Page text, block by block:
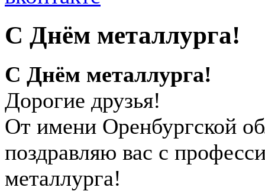
С Днём металлурга!
С Днём металлурга!
Дорогие друзья!
От имени Оренбургской
поздравляю вас с
металлурга!